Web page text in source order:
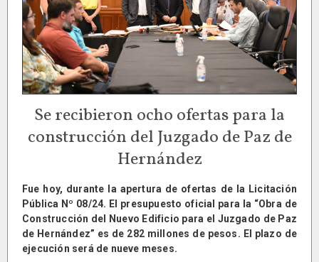
Se recibieron ocho ofertas para la
construcción del Juzgado de Paz de
Hernández
Fue hoy, durante la apertura de ofertas de la Licitación
Pública Nº 08/24. El presupuesto oficial para la “Obra de
Construcción del Nuevo Edificio para el Juzgado de Paz
de Hernández” es de 282 millones de pesos. El plazo de
ejecución será de nueve meses.